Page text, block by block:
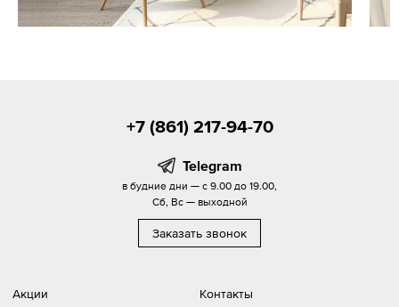
Акции Контакты
+7 (861) 217-94-70
Telegram
в будние дни — с 9.00 до 19.00,
Сб, Вс — выходной
Заказать звонок